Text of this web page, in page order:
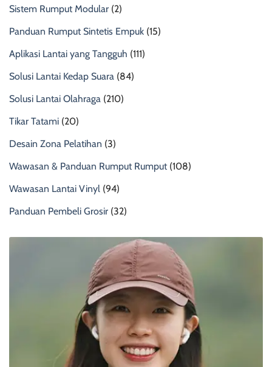
Sistem Rumput Modular (2)
Panduan Rumput Sintetis Empuk (15)
Aplikasi Lantai yang Tangguh (111)
Solusi Lantai Kedap Suara (84)
Solusi Lantai Olahraga (210)
Tikar Tatami (20)
Desain Zona Pelatihan (3)
Wawasan & Panduan Rumput Rumput(108)
Wawasan Lantai Vinyl (94)
Panduan Pembeli Grosir (32)